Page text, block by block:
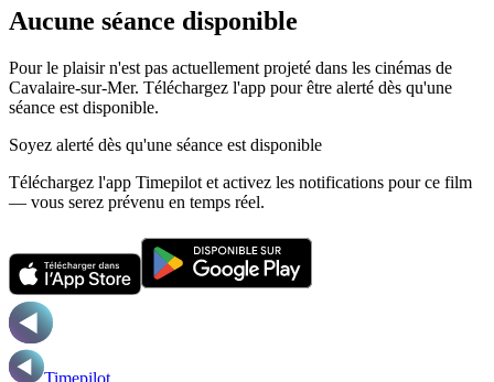
Aucune séance disponible
Pour le plaisir n'est pas actuellement projeté dans les cinémas de
Cavalaire-sur-Mer. Téléchargez l'app pour être alerté dès qu'une
séance est disponible.
Soyez alerté dès qu'une séance est disponible
Téléchargez l'app Timepilot et activez les notifications pour ce film
— vous serez prévenu en temps réel.
Timepilot